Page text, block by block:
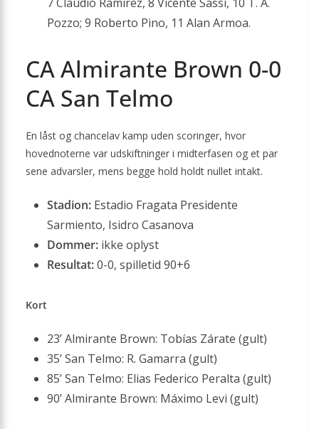
Pozzo; 9 Roberto Pino, 11 Alan Armoa.
CA Almirante Brown 0-0
CA San Telmo
En låst og chancelav kamp uden scoringer, hvor
hovednoterne var udskiftninger i midterfasen og et par
sene advarsler, mens begge hold holdt nullet intakt.
Stadion: Estadio Fragata Presidente
Sarmiento, Isidro Casanova
Dommer: ikke oplyst
Resultat:0-0, spilletid 90+6
Kort
23’ Almirante Brown: Tobías Zárate (gult)
35’ San Telmo: R. Gamarra (gult)
85’ San Telmo: Elias Federico Peralta (gult)
90’ Almirante Brown: Máximo Levi (gult)